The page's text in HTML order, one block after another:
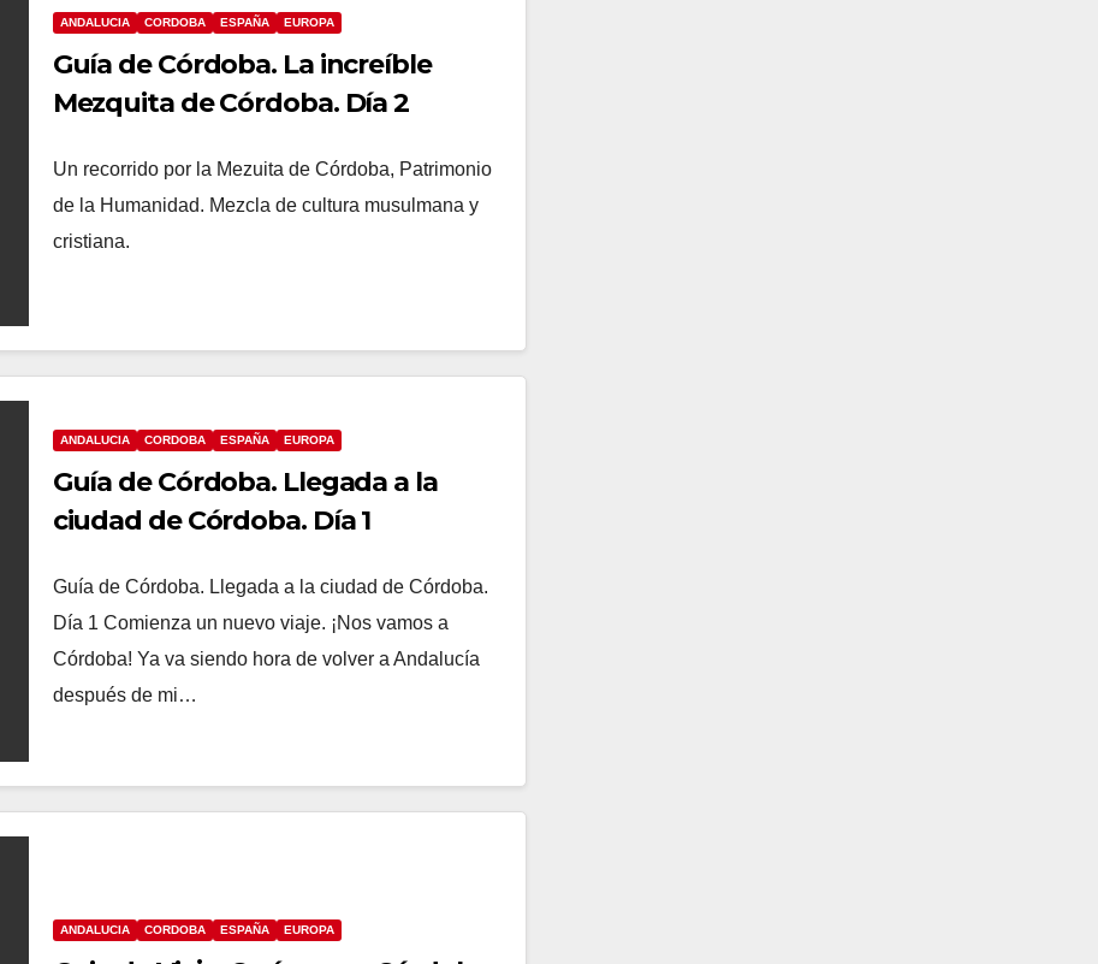
ANDALUCIA CORDOBA ESPAÑA EUROPA
Guía de Córdoba. La increíble
Mezquita de Córdoba. Día 2
Un recorrido por la Mezuita de Córdoba, Patrimonio
de la Humanidad. Mezcla de cultura musulmana y
cristiana.
ANDALUCIA CORDOBA ESPAÑA EUROPA
Guía de Córdoba. Llegada a la
ciudad de Córdoba. Día 1
Guía de Córdoba. Llegada a la ciudad de Córdoba.
Día 1 Comienza un nuevo viaje. ¡Nos vamos a
Córdoba! Ya va siendo hora de volver a Andalucía
después de mi…
ANDALUCIA CORDOBA ESPAÑA EUROPA